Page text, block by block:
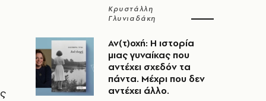
Κρυστάλλη
Γλυνιαδάκη
Αν(τ)οχή: Η ιστορία
μιας γυναίκας που
αντέχει σχεδόν τα
πάντα. Μέχρι που δεν
αντέχει άλλο.